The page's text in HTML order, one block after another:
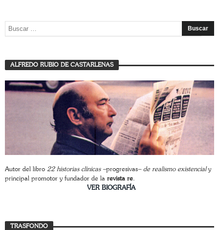
ALFREDO RUBIO DE CASTARLENAS
Autor del libro 22 historias clínicas –progresivas– de realismo existencialy
principal promotor y fundador de la revista re.
VER BIOGRAFÍA
TRASFONDO